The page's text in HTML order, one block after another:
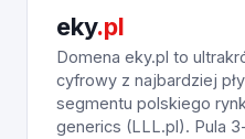
eky.pl
Domena eky.pl to
cyfrowy z najbardziej
segmentu polskiego
generics (LLL.pl). Pula